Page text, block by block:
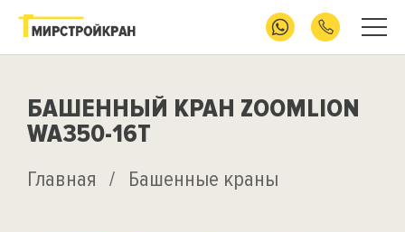
БАШЕННЫЙ КРАН ZOOMLION
WA350-16T
Главная / Башенные краны